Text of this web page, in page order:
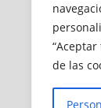
de las